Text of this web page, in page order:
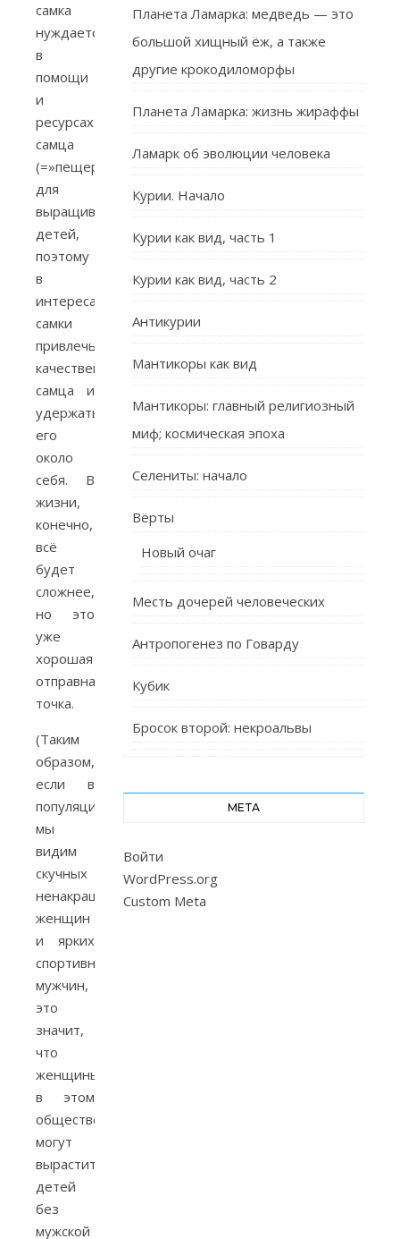
самка
нуждается
в
помощи
и
ресурсах
самца
(=»пещера»)
для
выращивания
детей,
поэтому
в
интересах
самки
привлечь
качественного
самца и
удержать
его
около
себя. В
жизни,
конечно,
всё
будет
сложнее,
но это
уже
хорошая
отправная
точка.
(Таким
образом,
если в
популяции
мы
видим
скучных
ненакрашенных
женщин
и ярких
спортивных
мужчин,
это
значит,
что
женщины
в этом
обществе
могут
вырастить
детей
без
мужской
Планета Ламарка: медведь — это
большой хищный ёж, а также
другие крокодиломорфы
Планета Ламарка: жизнь жираффы
Ламарк об эволюции человека
Курии. Начало
Курии как вид, часть 1
Курии как вид, часть 2
Антикурии
Мантикоры как вид
Мантикоры: главный религиозный
миф; космическая эпоха
Селениты: начало
Вёрты
Новый очаг
Месть дочерей человеческих
Антропогенез по Говарду
Кубик
Бросок второй: некроальвы
МЕТА
Войти
WordPress.org
Custom Meta